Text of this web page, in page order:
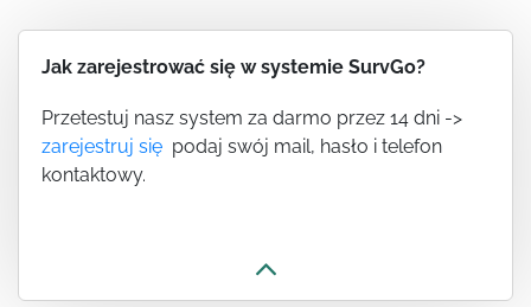
Jak zarejestrować się w systemie SurvGo?
Przetestuj nasz system za darmo przez 14 dni ->
zarejestruj się podaj swój mail, hasło i telefon
kontaktowy.